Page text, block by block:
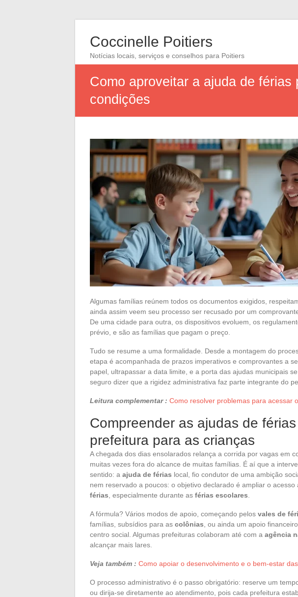
Coccinelle Poitiers
Notícias locais, serviços e conselhos para Poitiers
Como aproveitar a ajuda de
condições
Algumas famílias reúnem todos os documentos exigidos,
ainda assim veem seu processo ser recusado por um
De uma cidade para outra, os dispositivos evoluem, os
prévio, e são as famílias que pagam o preço.
Tudo se resume a uma formalidade. Desde a montagem do
etapa é acompanhada de prazos imperativos e comprovantes a
papel, ultrapassar a data limite, e a porta das ajudas municipais
seguro dizer que a rigidez administrativa faz parte integrante do
Leitura complementar : Como resolver problemas para acessar
Compreender as ajudas de
prefeitura para as crianças
A chegada dos dias ensolarados relança a corrida por vagas em
muitas vezes fora do alcance de muitas famílias. É aí que a
sentido: a ajuda de férias local, fio condutor de uma ambição
nem reservado a poucos: o objetivo declarado é ampliar o acesso
férias , especialmente durante as férias escolares
A fórmula? Vários modos de apoio, começando pelos vales de
famílias, subsídios para as colônias , ou ainda um apoio
centro social. Algumas prefeituras colaboram até com a agência
alcançar mais lares.
Veja também : Como apoiar o desenvolvimento e o bem-estar
O processo administrativo é o passo obrigatório: reserve um
ou dirija-se diretamente ao atendimento, pois cada prefeitura